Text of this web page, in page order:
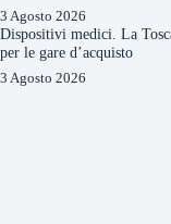
3 Agosto 2026
Dispositivi medici. La
per le gare d’acquisto
3 Agosto 2026